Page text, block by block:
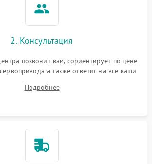
1500 ₽
2250 ₽
2500 ₽ Подробнее →
2. Консультация
позвонит вам, сориентирует по цене
а также ответит на все ваши
Подробнее